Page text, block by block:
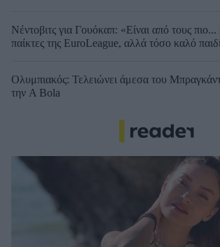
Νέντοβιτς για Γουόκαπ: «Είναι από τους
παίκτες της EuroLeague, αλλά τόσο καλό
Ολυμπιακός: Τελειώνει άμεσα του
την A Bola